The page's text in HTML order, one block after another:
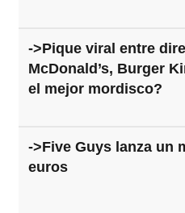
->Pique viral entre
McDonald’s, Burger
el mejor mordisco?
->Five Guys lanza un
euros